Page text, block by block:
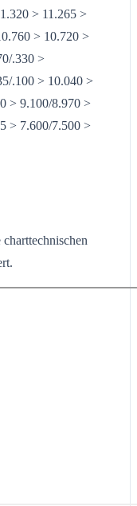
> 11.265 >
> 10.720 >
.330 >
.100 > 10.040 >
> 9.100/8.970 >
> 7.600/7.500 >